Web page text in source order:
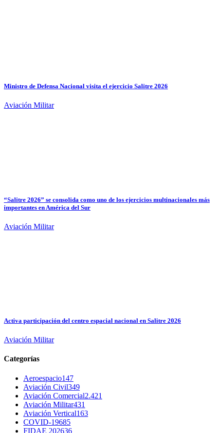
Ministro de Defensa Nacional visita el ejercicio Salitre 2026
Aviación Militar
“Salitre 2026” se consolida como uno de los ejercicios multinacionales más
importantes en América del Sur
Aviación Militar
Activa participación del centro espacial nacional en Salitre 2026
Aviación Militar
Categorías
Aeroespacio147
Aviación Civil349
Aviación Comercial2.421
Aviación Militar431
Aviación Vertical163
COVID-19685
FIDAE 202636